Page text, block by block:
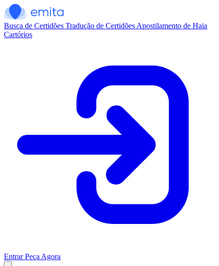
Busca de Certidões Tradução de Certidões Apostilamento de Haia
Cartórios
Entrar Peça Agora